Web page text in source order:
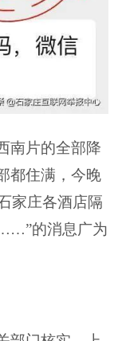
南片的全部降
都住满，今晚
家庄各酒店隔
的消息广为